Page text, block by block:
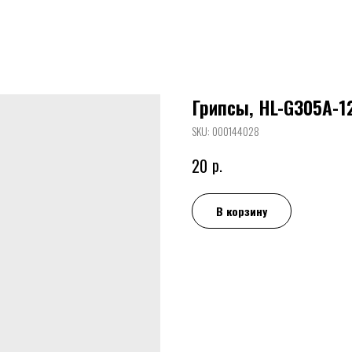
Грипсы, HL-G305A-
SKU: 000144028
20 р.
В корзину